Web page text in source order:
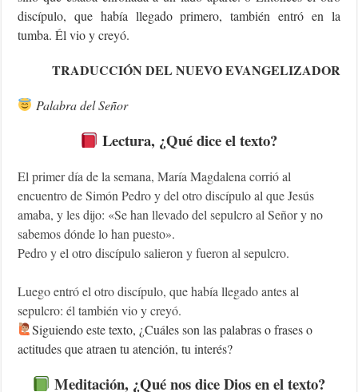
discípulo, que había llegado primero, también entró en la
tumba. Él vio y creyó.
TRADUCCIÓN DEL NUEVO EVANGELIZADOR
Palabra del Señor
Lectura, ¿Qué dice el texto?
El primer día de la semana, María Magdalena corrió al
encuentro de Simón Pedro y del otro discípulo al que Jesús
amaba, y les dijo: «Se han llevado del sepulcro al Señor y no
sabemos dónde lo han puesto».
Pedro y el otro discípulo salieron y fueron al sepulcro.
Luego entró el otro discípulo, que había llegado antes al
sepulcro: él también vio y creyó.
‍Siguiendoeste texto, ¿Cuáles son las palabras o frases o
actitudes que atraen tu atención, tu interés?
Meditación, ¿Qué nos dice Dios en el texto?